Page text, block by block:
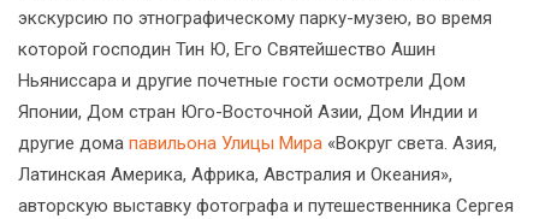
экскурсию по этнографическому парку-музею, во время
которой господин Тин Ю, Его Святейшество Ашин
Ньяниссара и другие почетные гости осмотрели Дом
Японии, Дом стран Юго-Восточной Азии, Дом Индии и
другие дома павильона Улицы Мира «Вокруг света. Азия,
Латинская Америка, Африка, Австралия и Океания»,
авторскую выставку фотографа и путешественника Сергея